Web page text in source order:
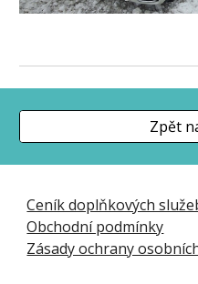
Zpět
Ceník doplňkových
Obchodní podmínky
Zásady ochrany